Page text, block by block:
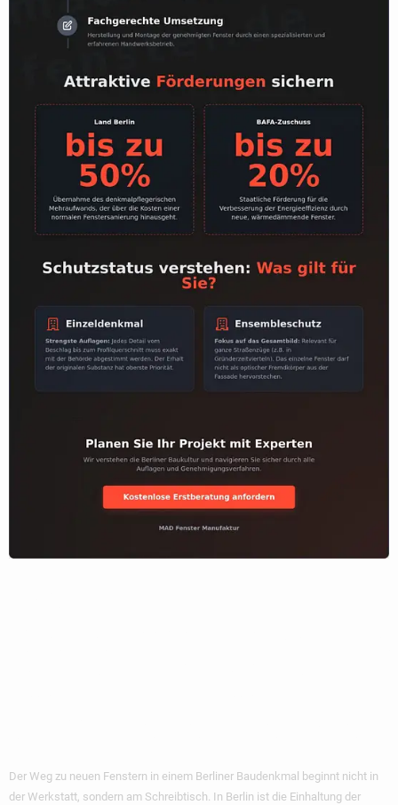
Der Weg zu neuen Fenstern in einem Berliner Baudenkmal beginnt nicht in
der Werkstatt, sondern am Schreibtisch. In Berlin ist die Einhaltung der